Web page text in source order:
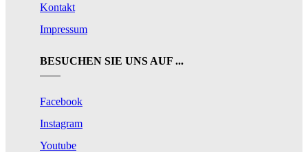
Kontakt
Impressum
BESUCHEN SIE UNS AUF ...
Facebook
Instagram
Youtube